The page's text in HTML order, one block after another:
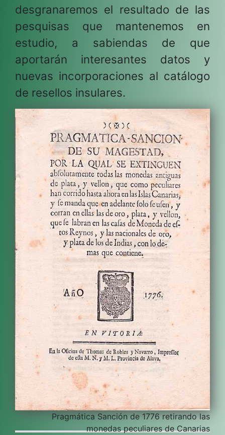
desgranaremos el resultado de las
pesquisas que mantenemos en
estudio, a sabiendas de que
aportarán interesantes datos y
nuevas incorporaciones al catálogo
de resellos insulares.
Pragmática Sanción de 1776 retirando las
monedas peculiares de Canarias